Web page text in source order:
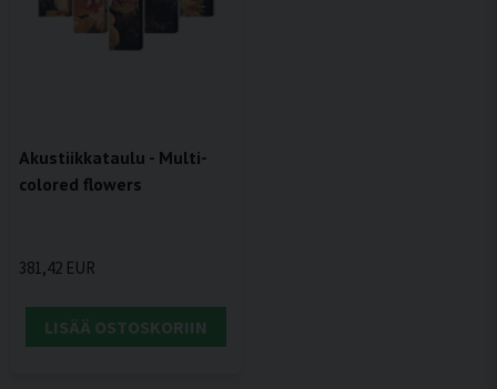
Akustiikkataulu - Multi-
colored flowers
381,42 EUR
LISÄÄ OSTOSKORIIN